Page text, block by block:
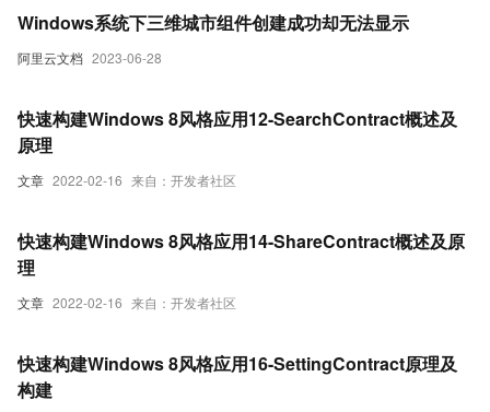
阿里云文档 2023-06-28
Windows系统下三维城市组件创建成功却无法显示
文章 2022-02-16 来自：开发者社区
快速构建Windows 8风格应用12-SearchContract概述及
原理
文章 2022-02-16 来自：开发者社区
快速构建Windows 8风格应用14-ShareContract概述及原
理
快速构建Windows 8风格应用16-SettingContract原理及
构建